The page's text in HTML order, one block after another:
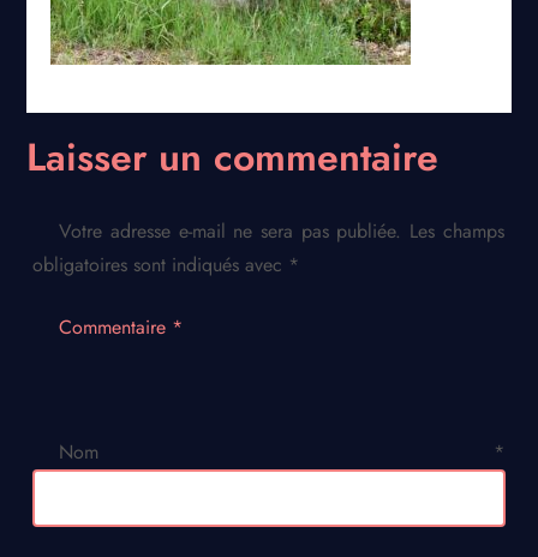
Laisser un commentaire
Votre adresse e-mail ne sera pas publiée. Les champs
obligatoires sont indiqués avec *
Commentaire *
Nom *